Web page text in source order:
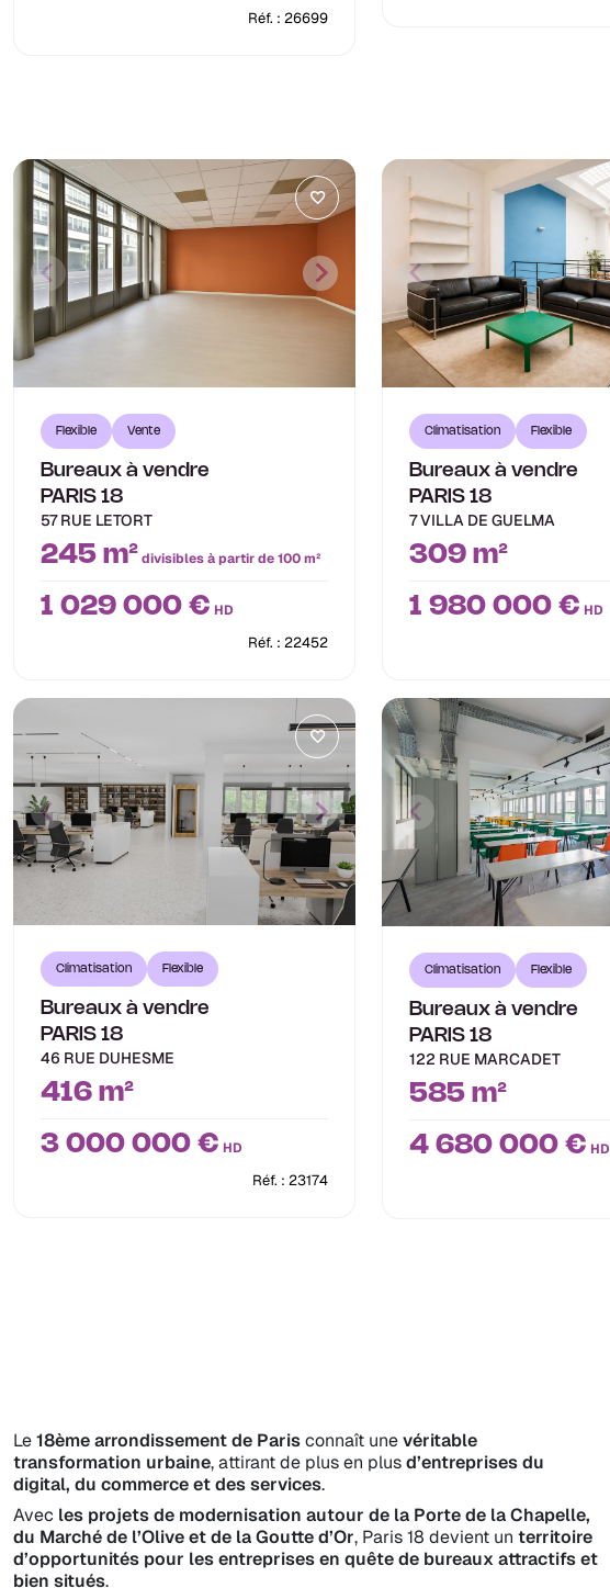
Réf. : 26699
Flexible Vente
Bureaux à vendre
PARIS 18
57 RUE LETORT
245 m²divisibles à partir de 100 m²
1 029 000 € HD
Réf. : 22452
Climatisation Flexible
Bureaux à vendre
PARIS 18
7 VILLA DE GUELMA
309 m²
1 980 000 € HD
Climatisation Flexible
Bureaux à vendre
PARIS 18
46 RUE DUHESME
416 m²
3 000 000 € HD
Réf. : 23174
Climatisation Flexible
Bureaux à vendre
PARIS 18
122 RUE MARCADET
585 m²
4 680 000 € HD
Le18ème arrondissement de Parisconnaît unevéritable
transformation urbaine, attirant de plus en plusd’entreprises du
digital, du commerce et des services.
Avec les projets de modernisation autour de la Porte de la Chapelle,
du Marché de l’Olive et de la Goutte d’Or, Paris 18 devient un territoire
d’opportunités pour les entreprises en quête de bureaux attractifs et
bien situés.